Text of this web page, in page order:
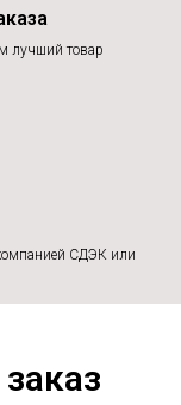
лучший товар
СДЭК или